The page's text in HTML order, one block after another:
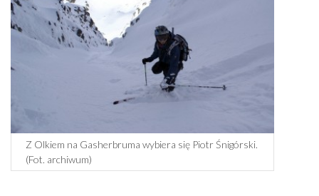
Z Olkiem na Gasherbruma wybiera się Piotr Śnigórski.
(Fot. archiwum)